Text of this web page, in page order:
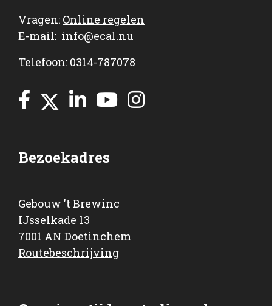
Vragen: Online regelen
E-mail: info@ecal.nu
Telefoon: 0314-787078
Bezoekadres
Gebouw 't Brewinc
IJsselkade 13
7001 AN Doetinchem
Routebeschrijving